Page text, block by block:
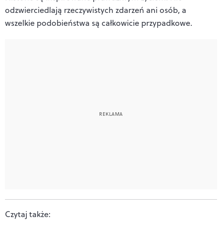
odzwierciedlają rzeczywistych zdarzeń ani osób, a
wszelkie podobieństwa są całkowicie przypadkowe.
Czytaj także: